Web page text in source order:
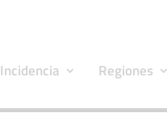
Incidencia Regiones